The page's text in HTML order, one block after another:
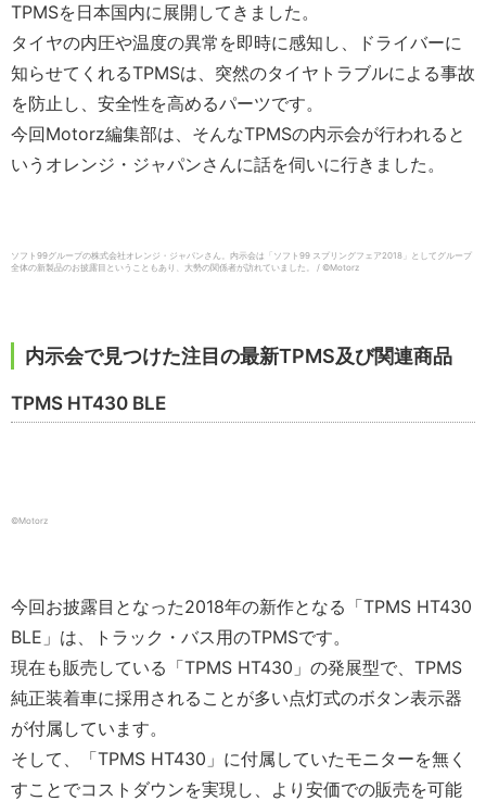
TPMSを日本国内に展開してきました。
タイヤの内圧や温度の異常を即時に感知し、ドライバーに
知らせてくれるTPMSは、突然のタイヤトラブルによる事故
を防止し、安全性を高めるパーツです。
今回Motorz編集部は、そんなTPMSの内示会が行われると
いうオレンジ・ジャパンさんに話を伺いに行きました。
ソフト99グループの株式会社オレンジ・ジャパンさん。内示会は「ソフト99 スプリングフェア2018」としてグループ
全体の新製品のお披露目ということもあり、大勢の関係者が訪れていました。 / ©Motorz
内示会で見つけた注目の最新TPMS及び関連商品
TPMS HT430 BLE
©️Motorz
今回お披露目となった2018年の新作となる「TPMS HT430
BLE 」は、トラック・バス用のTPMSです。
現在も販売している「TPMS HT430」の発展型で、TPMS
純正装着車に採用されることが多い点灯式のボタン表示器
が付属しています。
そして、「TPMS HT430 」に付属していたモニターを無く
すことでコストダウンを実現し、より安価での販売を可能